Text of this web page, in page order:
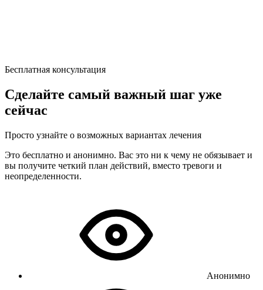
Бесплатная консультация
Сделайте самый важный шаг уже
сейчас
Просто узнайте о возможных вариантах лечения
Это бесплатно и анонимно. Вас это ни к чему не обязывает и
вы получите четкий план действий, вместо тревоги и
неопределенности.
Анонимно